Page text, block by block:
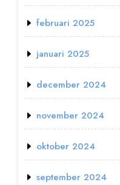
februari 2025
januari 2025
december 2024
november 2024
oktober 2024
september 2024